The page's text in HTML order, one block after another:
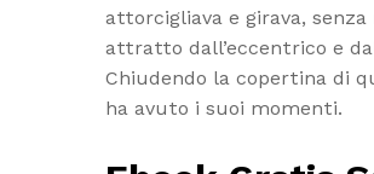
attorcigliava e girava,
attratto dall’eccentrico e
Chiudendo la copertina di
ha avuto i suoi momenti.